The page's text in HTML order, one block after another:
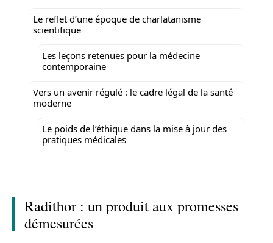
Le reflet d’une époque de charlatanisme
scientifique
Les leçons retenues pour la médecine
contemporaine
Vers un avenir régulé : le cadre légal de la santé
moderne
Le poids de l’éthique dans la mise à jour des
pratiques médicales
Radithor : un produit aux promesses
démesurées